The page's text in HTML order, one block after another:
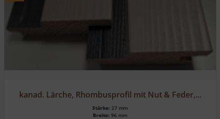
kanad. Lärche, Rhombusprofil mit Nut & Feder,...
Stärke: 27 mm
Breite: 96 mm